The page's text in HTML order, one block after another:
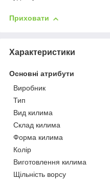
Приховати
Характеристики
Основні атрибути
Виробник
Тип
Вид килима
Склад килима
Форма килима
Колір
Виготовлення килима
Щільність ворсу